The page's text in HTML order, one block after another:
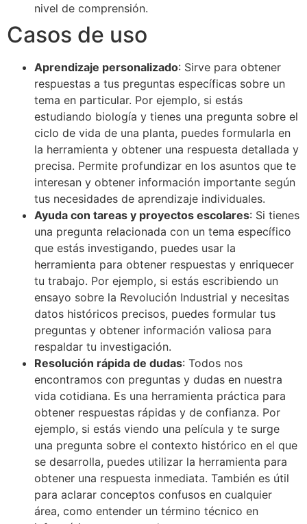
nivel de comprensión.
Casos de uso
Aprendizaje personalizado: Sirve para obtener
respuestas a tus preguntas específicas sobre un
tema en particular. Por ejemplo, si estás
estudiando biología y tienes una pregunta sobre el
ciclo de vida de una planta, puedes formularla en
la herramienta y obtener una respuesta detallada y
precisa. Permite profundizar en los asuntos que te
interesan y obtener información importante según
tus necesidades de aprendizaje individuales.
Ayuda con tareas y proyectos escolares: Si tienes
una pregunta relacionada con un tema específico
que estás investigando, puedes usar la
herramienta para obtener respuestas y enriquecer
tu trabajo. Por ejemplo, si estás escribiendo un
ensayo sobre la Revolución Industrial y necesitas
datos históricos precisos, puedes formular tus
preguntas y obtener información valiosa para
respaldar tu investigación.
Resolución rápida de dudas: Todos nos
encontramos con preguntas y dudas en nuestra
vida cotidiana. Es una herramienta práctica para
obtener respuestas rápidas y de confianza. Por
ejemplo, si estás viendo una película y te surge
una pregunta sobre el contexto histórico en el que
se desarrolla, puedes utilizar la herramienta para
obtener una respuesta inmediata. También es útil
para aclarar conceptos confusos en cualquier
área, como entender un término técnico en